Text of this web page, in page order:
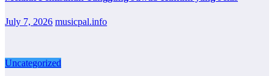
July 7, 2026 musicpal.info
Uncategorized